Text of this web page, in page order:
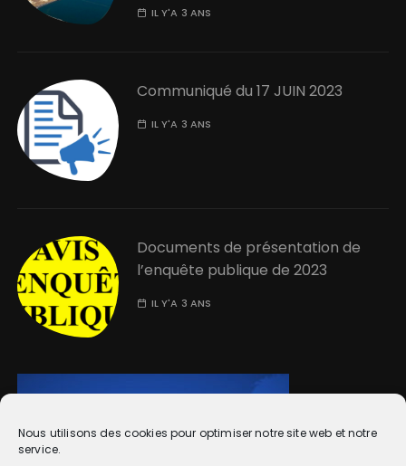
Nous utilisons des cookies pour optimiser notre site web et notre
service.
IL Y'A 3 ANS
Communiqué du 17 JUIN 2023
IL Y'A 3 ANS
Documents de présentation de
l’enquête publique de 2023
IL Y'A 3 ANS